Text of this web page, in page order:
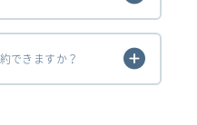
できますか？